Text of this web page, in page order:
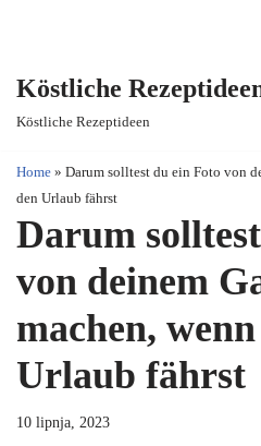
content
Köstliche
Köstliche Rezeptideen
Home » Darum solltest du ein Foto von
den Urlaub fährst
Darum
von deinem
machen,
Urlaub fährst
10 lipnja, 2023